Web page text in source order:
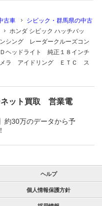
古車
シビック・群馬県の中古
ホンダ シビック ハッチバッ
ング レーダークルーズコン
ッドライト 純正１８インチ
メラ アイドリング ＥＴＣ ス
ネット買取 営業電
約30万のデータから予
ヘルプ
個人情報保護方針